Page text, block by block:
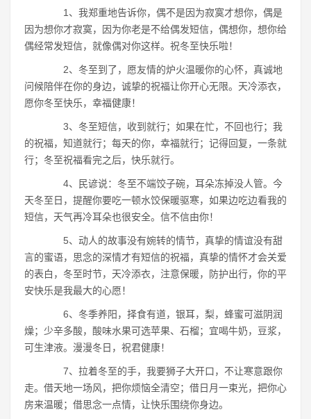
1、我郑重地告诉你，偶不是因为寂寞才想你，偶是
因为想你才寂寞，因为你老是不给偶发短信，偶想你，想你给
偶经常发短信，就像偶对你这样。祝冬至快乐啦！
2、冬至到了，愿友情的炉火温暖你的心怀，真诚地
问候陪伴在你的身边，诚挚的祝福让你开心无限。天冷添衣，
愿你冬至快乐，幸福健康！
3、冬至短信，收到就行；如果在忙，不回也行；我
的祝福，知道就行；每天的你，幸福就行；记得回复，一条就
行；冬至祝福看完之后，快乐就行。
4、民谚说：冬至不端饺子碗，耳朵冻掉没人管。今
天冬至日，提醒你要吃一顿水饺保暖驱寒，如果边吃边看我的
短信，天气再冷耳朵也很安全。信不信由你！
5、动人的故事没有婉转的情节，真挚的情谊没有甜
言的蜜语，思念的深情才有短信的祝福，真挚的情怀才会关爱
的表白，冬至时节，天冷添衣，注意保暖，防护出行，你的平
安快乐是我最大的心愿！
6、冬季养阳，择食有道，银耳，梨，蜂蜜可滋阴润
燥；少辛多酸，酸味水果可选苹果、石榴；宜喝牛奶，豆浆，
可生津液。漫漫冬日，祝君健康！
7、拉着冬至的手，我要狮子大开口，不让寒意跟你
走。借天地一场风，把你烦恼全清空；借日月一束光，把你心
房来温暖；借思念一点情，让快乐围绕你身边。